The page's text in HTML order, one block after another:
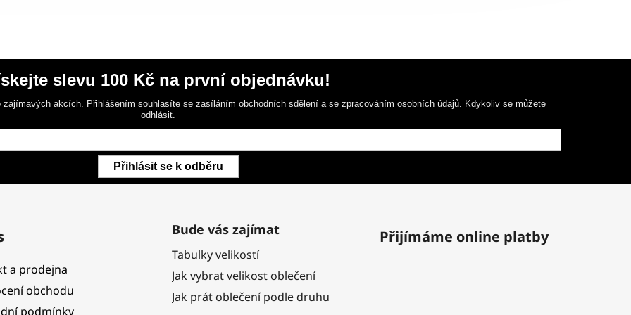
slevu 100 Kč na první objednávku!
akcích. Přihlášením souhlasíte se zasíláním obchodních sdělení a se zpracováním osobních údajů. Kdykoliv se můžete
odhlásit.
Přihlásit se k odběru
a prodejna
obchodu
podmínky
Bude vás zajímat
Tabulky velikostí
Jak vybrat velikost oblečení
Jak prát oblečení podle druhu
Přijímáme online platby